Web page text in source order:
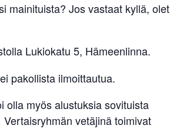
mainituista? Jos vastaat kyllä, olet
Lukiokatu 5, Hämeenlinna.
pakollista ilmoittautua.
olla myös alustuksia sovituista
vetäjinä toimivat